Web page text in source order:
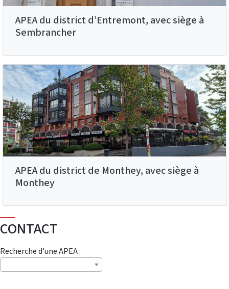
APEA du district d’Entremont, avec siège à
Sembrancher
APEA du district de Monthey, avec siège à
Monthey
CONTACT
Recherche d'une APEA :